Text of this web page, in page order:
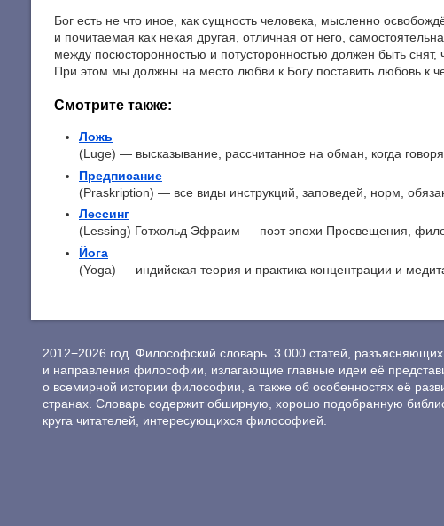
Бог есть не что иное, как сущность человека, мысленно
и почитаемая как некая другая, отличная от него,
между посюсторонностью и потусторонностью должен быть
При этом мы должны на место любви к Богу поставить любовь к
Смотрите также:
Ложь
(Luge) — высказывание, рассчитанное на обман, когда
Предписание
(Praskription) — все виды инструкций, заповедей, норм,
Лессинг
(Lessing) Готхольд Эфраим — поэт эпохи Просвещения,
Йога
(Yoga) — индийская теория и практика концентрации и
2012−2026 год. Философский словарь. 3 000 статей,
и направления философии, излагающие главные идеи её
о всемирной истории философии, а также об особенностях её
странах. Словарь содержит обширную, хорошо подобранную
круга читателей, интересующихся философией.